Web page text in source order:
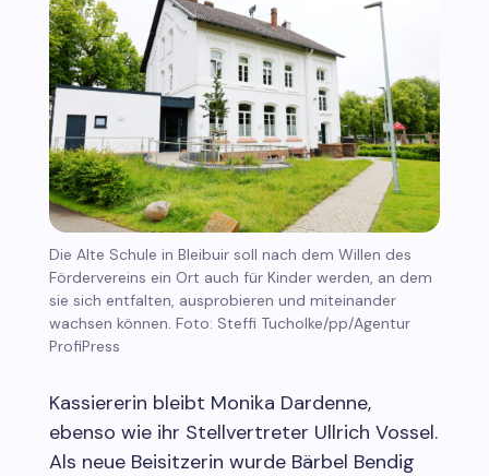
Die Alte Schule in Bleibuir soll nach dem Willen des
Fördervereins ein Ort auch für Kinder werden, an dem
sie sich entfalten, ausprobieren und miteinander
wachsen können. Foto: Steffi Tucholke/pp/Agentur
ProfiPress
Kassiererin bleibt Monika Dardenne,
ebenso wie ihr Stellvertreter Ullrich Vossel.
Als neue Beisitzerin wurde Bärbel Bendig